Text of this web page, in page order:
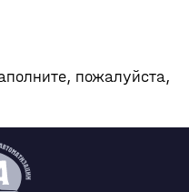
пожалуйста,